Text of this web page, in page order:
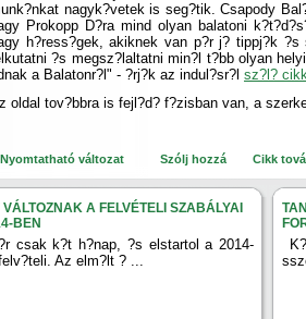
nagyk?vetek is seg?tik. Csapody
Prokopp D?ra mind olyan balatoni
h?ress?gek, akiknek van p?r j? tippj?k
?s megsz?laltatni min?l t?bb olyan
a Balatonr?l" - ?rj?k az indul?sr?l sz?l?
oldal tov?bbra is fejl?d? f?zisban van, a
Nyomtatható változat Szólj hozzá Cikk
VÁLTOZNAK A FELVÉTELI SZABÁLYAI
BEN
csak k?t h?nap, ?s elstartol a 2014-
Az elm?lt ? ...